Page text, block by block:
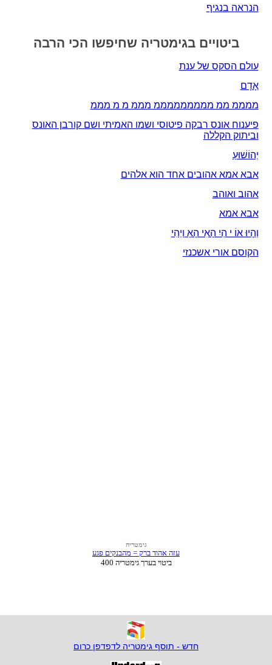
הנראה בנגיף
ביטויים בגימטריה שחיפשו הכי הרבה
עולם הסקס של ענת
אָדָם‎
ממממ ממ מממממממממ מממ מ מ מממ
פיענוח אונס רבקה פיטוסי ושמו האמיתי ושם קורבן האונס
וביתוק הקללה
יְהוֹשׁוּעַ
אבא אמא אהובים אחד הוא אלהים
אהוב ואוהב
אבא אמא
וְהָיוּ אוֹ י הַיִ הָאִי הָאָ וַיְהִי
הקוסם אורי אשכנזי
חדש - תוסף גימטריה לדפדפן כרום